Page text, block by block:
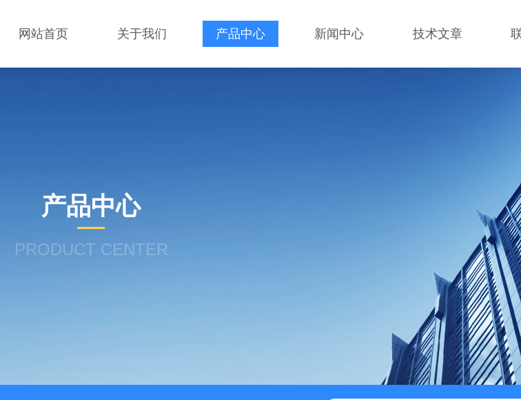
网站首页 关于我们 产品中心 新闻中心 技术文章
产品中心
PRODUCT CENTER